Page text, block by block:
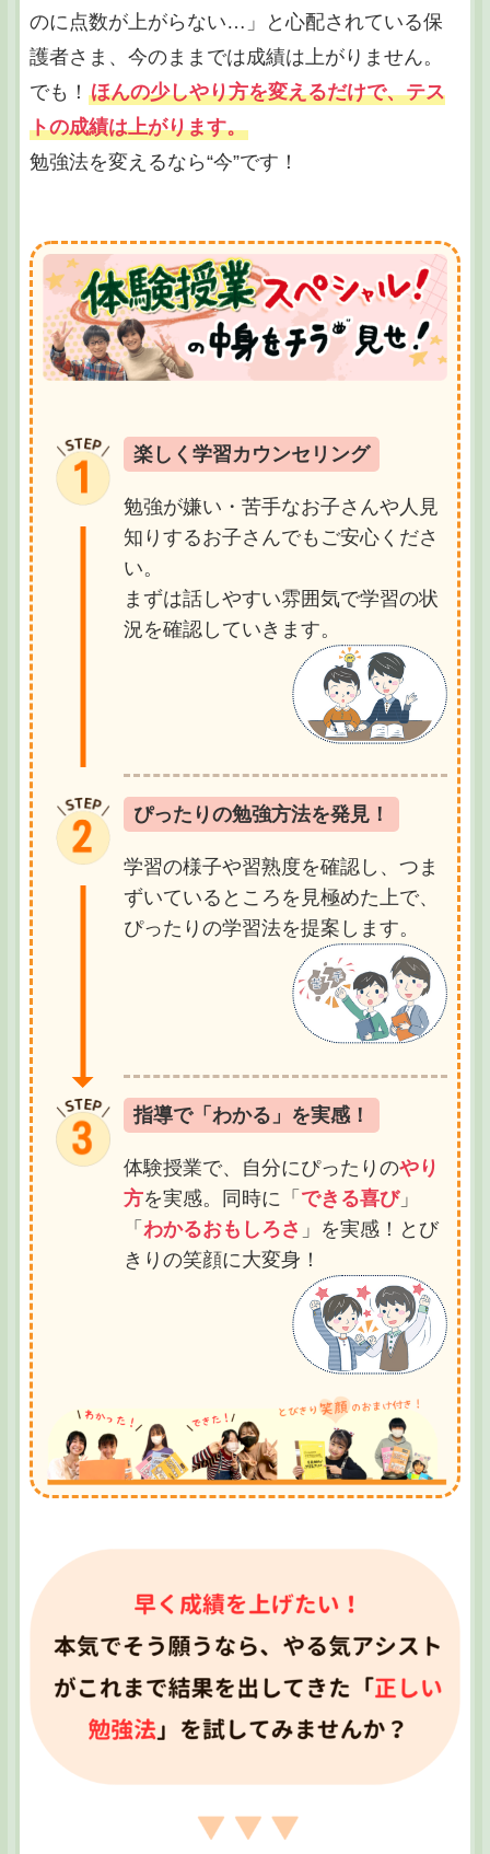
のに点数が上がらない…」と心配されている保
護者さま、今のままでは成績は上がりません。
でも！ ほんの少しやり方を変えるだけで、テス
トの成績は上がります。
勉強法を変えるなら“今”です！
楽しく学習カウンセリング
勉強が嫌い・苦手なお子さんや人見
知りするお子さんでもご安心くださ
い。
まずは話しやすい雰囲気で学習の状
況を確認していきます。
ぴったりの勉強方法を発見！
学習の様子や習熟度を確認し、つま
ずいているところを見極めた上で、
ぴったりの学習法を提案します。
指導で「わかる」を実感！
体験授業で、自分にぴったりのやり
方を実感。同時に「 できる喜び」
「 わかるおもしろさ 」を実感！とび
きりの笑顔に大変身！